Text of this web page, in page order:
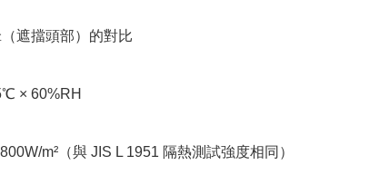
遮擋頭部）的對比
× 60%RH
m²（與 JIS L 1951 隔熱測試強度相同）